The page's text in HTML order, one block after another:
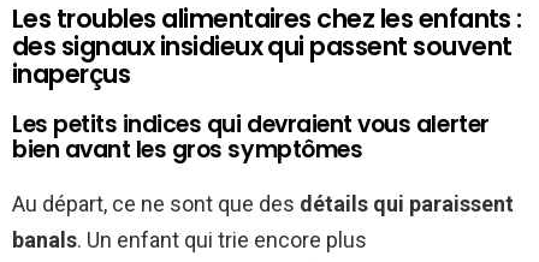
Les troubles alimentaires chez les enfants :
des signaux insidieux qui passent souvent
inaperçus
Les petits indices qui devraient vous alerter
bien avant les gros symptômes
Au départ, ce ne sont que des détails qui paraissent
banals. Un enfant qui trie encore plus